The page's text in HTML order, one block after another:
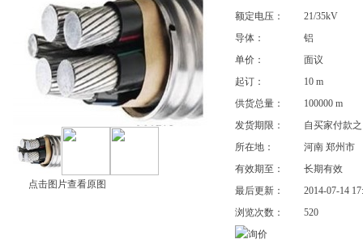
点击图片查看原图
额定电压：
21/35kV
导体：
铝
单价：
面议
起订：
10 m
供货总量：
100000 m
发货期限：
自买家付款
所在地：
河南 郑州市
有效期至：
长期有效
最后更新：
2014-07-14
浏览次数：
520